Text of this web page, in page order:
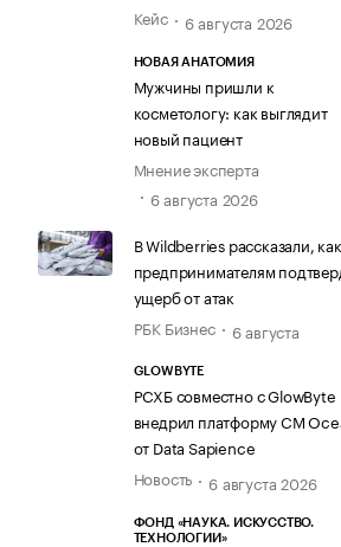
Кейс
6 августа 2026
НОВАЯ АНАТОМИЯ
Мужчины пришли к
косметологу: как выглядит
новый пациент
Мнение эксперта
6 августа 2026
В Wildberries рассказали, как
предпринимателям
ущерб от атак
РБК Бизнес
6 августа
GLOWBYTE
РСХБ совместно с GlowByte
внедрил платформу CM
от Data Sapience
Новость
6 августа 2026
ФОНД «НАУКА. ИСКУССТВО.
ТЕХНОЛОГИИ»